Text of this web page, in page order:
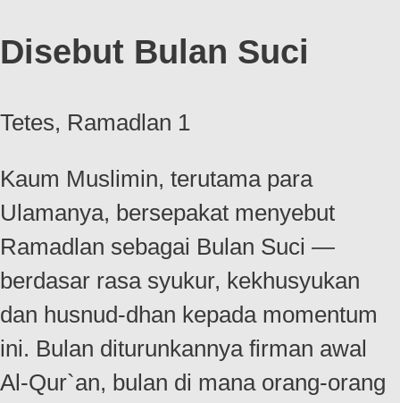
Disebut Bulan Suci
Tetes, Ramadlan 1
Kaum Muslimin, terutama para
Ulamanya, bersepakat menyebut
Ramadlan sebagai Bulan Suci —
berdasar rasa syukur, kekhusyukan
dan husnud-dhan kepada momentum
ini. Bulan diturunkannya firman awal
Al-Qur`an, bulan di mana orang-orang